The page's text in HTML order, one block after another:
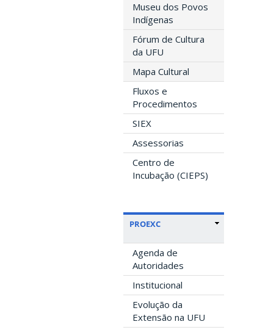
Museu dos Povos
Indígenas
Fórum de Cultura
da UFU
Mapa Cultural
Fluxos e
Procedimentos
SIEX
Assessorias
Centro de
Incubação (CIEPS)
PROEXC
Agenda de
Autoridades
Institucional
Evolução da
Extensão na UFU